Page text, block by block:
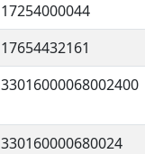
17254000044
17654432161
33016000068002400
330160000680024